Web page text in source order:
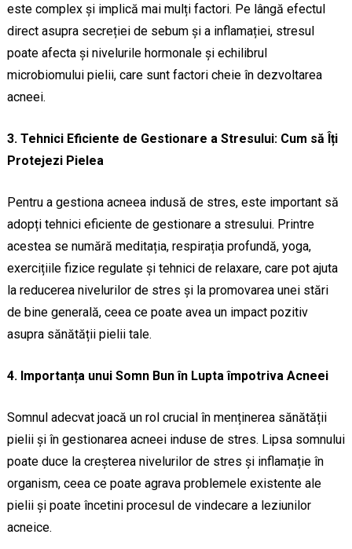
este complex și implică mai mulți factori. Pe lângă efectul
direct asupra secreției de sebum și a inflamației, stresul
poate afecta și nivelurile hormonale și echilibrul
microbiomului pielii, care sunt factori cheie în dezvoltarea
acneei.
3. Tehnici Eficiente de Gestionare a Stresului: Cum să Îți
Protejezi Pielea
Pentru a gestiona acneea indusă de stres, este important să
adopți tehnici eficiente de gestionare a stresului. Printre
acestea se numără meditația, respirația profundă, yoga,
exercițiile fizice regulate și tehnici de relaxare, care pot ajuta
la reducerea nivelurilor de stres și la promovarea unei stări
de bine generală, ceea ce poate avea un impact pozitiv
asupra sănătății pielii tale.
4. Importanța unui Somn Bun în Lupta împotriva Acneei
Somnul adecvat joacă un rol crucial în menținerea sănătății
pielii și în gestionarea acneei induse de stres. Lipsa somnului
poate duce la creșterea nivelurilor de stres și inflamație în
organism, ceea ce poate agrava problemele existente ale
pielii și poate încetini procesul de vindecare a leziunilor
acneice.